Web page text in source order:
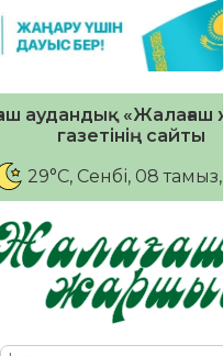
аудандық
газетінің сайты
29°C, Сенбі, 08 тамыз,